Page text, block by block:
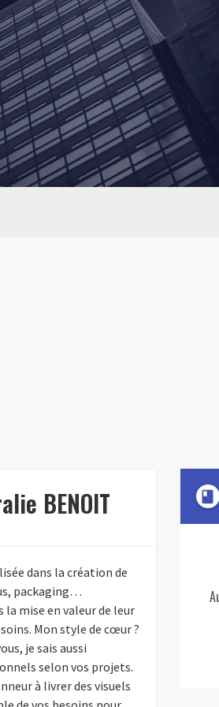
BENOIT
dans la création de
packaging…
mise en valeur de leur
Mon style de cœur ?
je sais aussi
selon vos projets.
à livrer des visuels
book